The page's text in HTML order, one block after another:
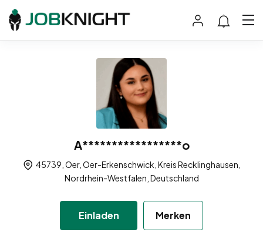
A*****************o
45739, Oer, Oer-Erkenschwick, Kreis Recklinghausen,
Nordrhein-Westfalen, Deutschland
Einladen Merken